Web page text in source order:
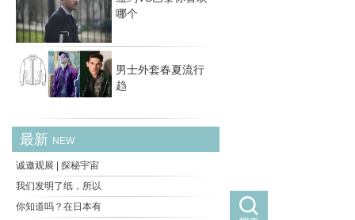
哪个
男士外套春夏流行
趋
最新 NEW
诚邀观展 | 探秘宇宙
我们发明了纸，所以
你知道吗？在日本有